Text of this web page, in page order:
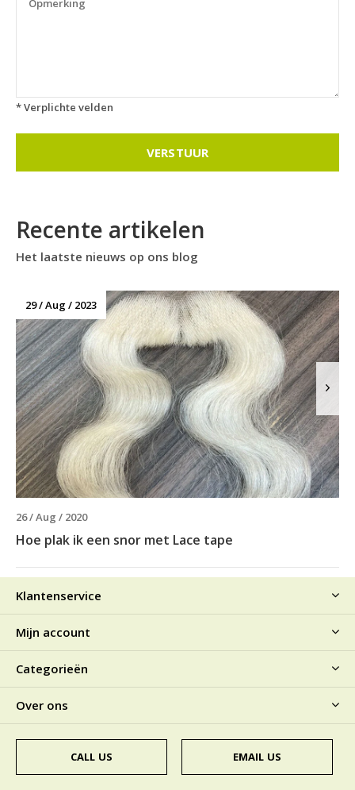
* Verplichte velden
VERSTUUR
Recente artikelen
Het laatste nieuws op ons blog
29 / Aug / 2023
26 / Aug / 2020
Hoe plak ik een snor met Lace tape
Klantenservice
Mijn account
Categorieën
Over ons
CALL US EMAIL US